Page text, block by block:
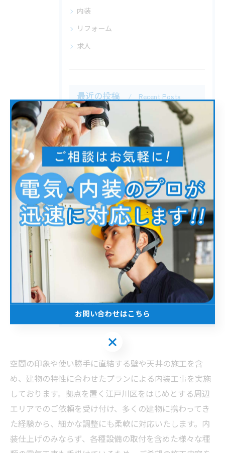
内装
リフォーム
求人
最近の投稿 Recent Posts
2025/11/25
江戸川区を中心に電気工事を始めました。
タグ Tags
江戸川区 電気工事 取付
業務用エアコン コンセント
店舗 オフィス 内装工
電気工事士
空間の印象や使い勝手に直結する壁や天井の施工を含
め、建物の特性に合わせたプランによる内装工事を実施
しております。拠点を置く江戸川区をはじめとする周辺
エリアでのご依頼を受け付け、多くの建物に携わってき
た経験から、細かな調整にも柔軟に対応いたします。内
装仕上げのみならず、各種設備の取付を含めた様々な種
お問い合わせはこちら
お問い合わせはこちら